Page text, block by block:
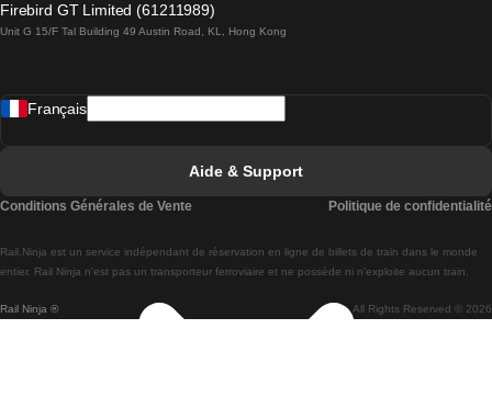
Trains de Lisbonne à Madrid
Trains de Lisbonne à Braga
Trains de Braga à Lisbonne
Firebird GT Limited (61211989)
Unit G 15/F Tal Building 49 Austin Road, KL, Hong Kong
Rail Ninja ® All Rights Reserved © 2026
Rail.Ninja est un service indépendant de réservation en ligne de billets de train dans le monde
entier. Rail Ninja n'est pas un transporteur ferroviaire et ne possède ni n'exploite aucun train.
Français
Aide & Support
Conditions Générales de Vente Politique de confidentialité